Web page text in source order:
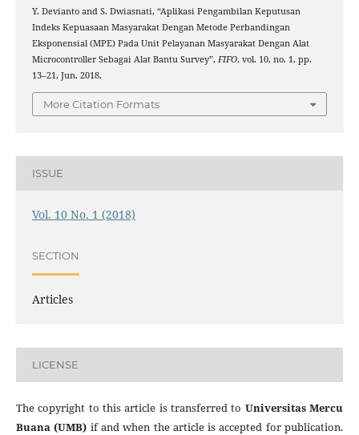
Y. Devianto and S. Dwiasnati, “Aplikasi Pengambilan Keputusan
Indeks Kepuasaan Masyarakat Dengan Metode Perbandingan
Eksponensial (MPE) Pada Unit Pelayanan Masyarakat Dengan Alat
Microcontroller Sebagai Alat Bantu Survey”, FIFO, vol. 10, no. 1, pp.
13–21, Jun. 2018.
More Citation Formats
ISSUE
Vol. 10 No. 1 (2018)
SECTION
Articles
LICENSE
The copyright to this article is transferred to Universitas Mercu
Buana (UMB) if and when the article is accepted for publication.